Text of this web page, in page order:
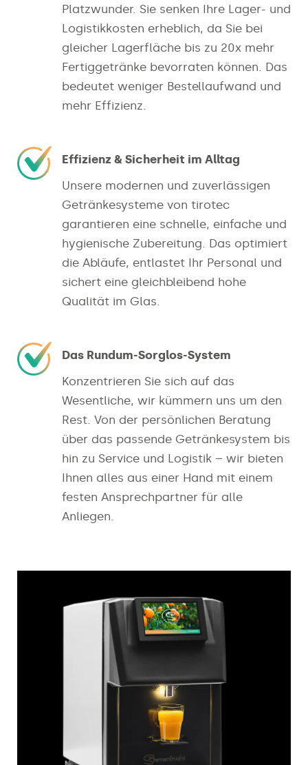
Platzwunder. Sie senken Ihre Lager- und
Logistikkosten erheblich, da Sie bei
gleicher Lagerfläche bis zu 20x mehr
Fertiggetränke bevorraten können. Das
bedeutet weniger Bestellaufwand und
mehr Effizienz.
Effizienz & Sicherheit im Alltag
Unsere modernen und zuverlässigen
Getränkesysteme von tirotec
garantieren eine schnelle, einfache und
hygienische Zubereitung. Das optimiert
die Abläufe, entlastet Ihr Personal und
sichert eine gleichbleibend hohe
Qualität im Glas.
Das Rundum-Sorglos-System
Konzentrieren Sie sich auf das
Wesentliche, wir kümmern uns um den
Rest. Von der persönlichen Beratung
über das passende Getränkesystem bis
hin zu Service und Logistik – wir bieten
Ihnen alles aus einer Hand mit einem
festen Ansprechpartner für alle
Anliegen.